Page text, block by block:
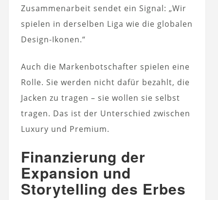
Zusammenarbeit sendet ein Signal: „Wir
spielen in derselben Liga wie die globalen
Design-Ikonen.“
Auch die Markenbotschafter spielen eine
Rolle. Sie werden nicht dafür bezahlt, die
Jacken zu tragen – sie wollen sie selbst
tragen. Das ist der Unterschied zwischen
Luxury und Premium.
Finanzierung der
Expansion und
Storytelling des Erbes